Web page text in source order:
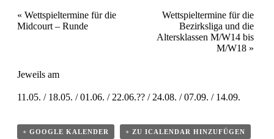
« Wettspieltermine für die
Midcourt – Runde
Wettspieltermine für die
Bezirksliga und die
Altersklassen M/W14 bis
M/W18 »
Jeweils am
11.05. / 18.05. / 01.06. / 22.06.?? / 24.08. / 07.09. / 14.09.
+ GOOGLE KALENDER + ZU ICALENDAR HINZUFÜGEN